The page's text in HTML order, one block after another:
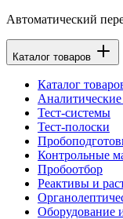
Автоматический
Каталог товаров
Каталог
Тест-системы
Тест-полоски
Контрольные
Пробоотбор
Реактивы и
Оборудование